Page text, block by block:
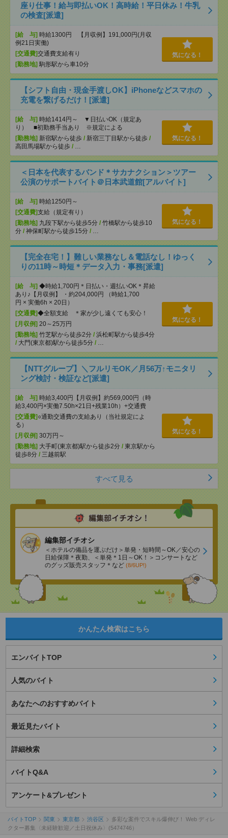
座り仕事！給与即払いOK！高時給！平日休み！牛乳
の検査[派遣]
[給 与] 時給1300円 【月収例】191,000円(月収
例21日実働)
[交通費]交通費支給有り
[勤務地] 駒形駅から車10分
気になる！
【シフト自由・現金手渡しOK】iPhoneなどスマホの
充電を繋げるだけ！[派遣]
[給 与] 時給1414円～ ▼日払いOK（規定あ
り） ■初勤務手当あり ※規定による
[勤務地] 新宿駅から徒歩 / 新宿三丁目駅から徒歩 /
高田馬場駅から徒歩 /
気になる！
＜日本を代表するバンド＊サカナクション＞ツアー
公演のサポートバイト＠日本武道館[アルバイト]
[給 与] 時給1250円～
[交通費]支給（規定有り）
[勤務地] 九段下駅から徒歩5分 / 竹橋駅から徒歩10
分 / 神保町駅から徒歩15分 /
気になる！
【完全在宅！】難しい業務なし＆電話なし！ゆっく
りの11時～時短＊データ入力・事務[派遣]
[給 与] ◆時給1,700円＊日払い・週払いOK＊昇給
あり♪【月収例】 ・約204,000円 （時給1,700
円 × 実働6h × 20日）
[交通費]◆全額支給 ＊家が少し遠くても安心！
[月収例] 20～25万円
[勤務地] 竹芝駅から徒歩2分 / 浜松町駅から徒歩4分
/ 大門(東京都)駅から徒歩5分 /
気になる！
【NTTグループ】＼フルリモOK／月56万↑モニタリ
ング検討・検証など[派遣]
[給 与] 時給3,400円【月収例】約569,000円（時
給3,400円×実働7.50h×21日+残業10h）+交通費
[交通費]○通勤交通費の支給あり（当社規定によ
る）
[月収例] 30万円～
[勤務地] 大手町(東京都)駅から徒歩2分 / 東京駅から
徒歩8分 / 三越前駅
気になる！
すべて見る
編集部イチオシ
＜ホテルの備品を運ぶだけ＞単発・短時間～OK／安心の
日給保障＊夜勤、＜単発＊1日～OK！＞コンサートなど
のグッズ販売スタッフ＊など (8/6UP!)
かんたん検索はこちら
エンバイトTOP
人気のバイト
あなたへのおすすめバイト
最近見たバイト
詳細検索
バイトQ&A
アンケート&プレゼント
バイトTOP 関東 東京都 渋谷区
多彩な案件でスキル爆伸び！ Web ディレ
クター募集〈未経験歓迎／土日祝休み〉(5474746）